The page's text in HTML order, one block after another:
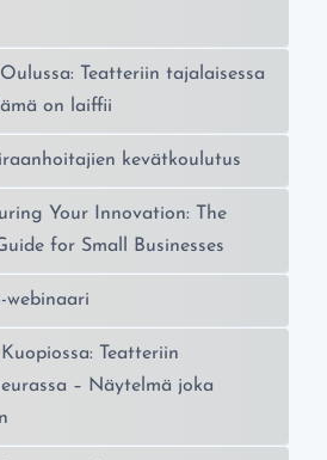
Teatteriin tajalaisessa
on laiffii
kevätkoulutus
Your Innovation: The
for Small Businesses
webinaari
Teatteriin
– Näytelmä joka